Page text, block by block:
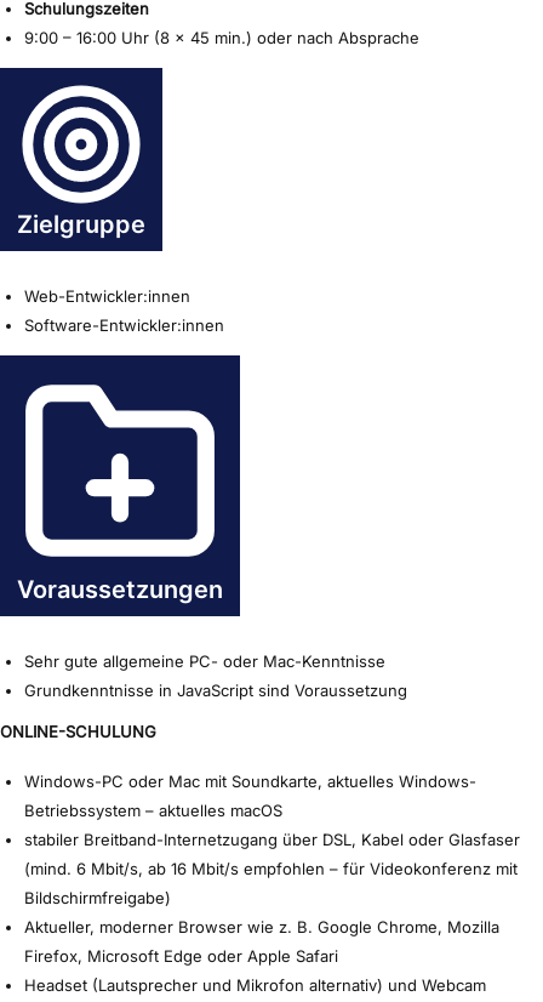
Schulungszeiten
9:00 – 16:00 Uhr (8 x 45 min.) oder nach Absprache
Zielgruppe
Web-Entwickler:innen
Software-Entwickler:innen
Voraussetzungen
Sehr gute allgemeine PC- oder Mac-Kenntnisse
Grundkenntnisse in JavaScript sind Voraussetzung
ONLINE-SCHULUNG
Windows-PC oder Mac mit Soundkarte, aktuelles Windows-
Betriebssystem – aktuelles macOS
stabiler Breitband-Internetzugang über DSL, Kabel oder Glasfaser
(mind. 6 Mbit/s, ab 16 Mbit/s empfohlen – für Videokonferenz mit
Bildschirmfreigabe)
Aktueller, moderner Browser wie z. B. Google Chrome, Mozilla
Firefox, Microsoft Edge oder Apple Safari
Headset (Lautsprecher und Mikrofon alternativ) und Webcam